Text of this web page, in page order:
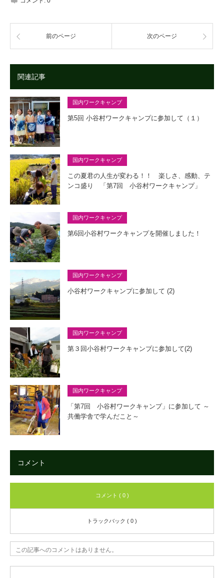
前のページ 次のページ
関連記事
国内ワークキャンプ
第5回 小谷村ワークキャンプに参加して（１）
国内ワークキャンプ
この夏君の人生が変わる！！ 楽しさ、感動、テ
ンコ盛り 「第7回 小谷村ワークキャンプ」
国内ワークキャンプ
第6回小谷村ワークキャンプを開催しました！
国内ワークキャンプ
小谷村ワークキャンプに参加して (2)
国内ワークキャンプ
第３回小谷村ワークキャンプに参加して(2)
国内ワークキャンプ
「第7回 小谷村ワークキャンプ」に参加して ～
共働学舎で学んだこと～
コメント
コメント ( 0 )
トラックバック ( 0 )
この記事へのコメントはありません。